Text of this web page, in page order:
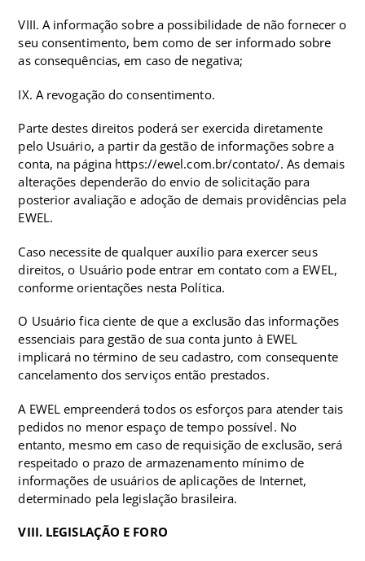
VIII. A informação sobre a possibilidade de não fornecer o
seu consentimento, bem como de ser informado sobre
as consequências, em caso de negativa;
IX. A revogação do consentimento.
Parte destes direitos poderá ser exercida diretamente
pelo Usuário, a partir da gestão de informações sobre a
conta, na página https://ewel.com.br/contato/. As demais
alterações dependerão do envio de solicitação para
posterior avaliação e adoção de demais providências pela
EWEL.
Caso necessite de qualquer auxílio para exercer seus
direitos, o Usuário pode entrar em contato com a EWEL,
conforme orientações nesta Política.
O Usuário fica ciente de que a exclusão das informações
essenciais para gestão de sua conta junto à EWEL
implicará no término de seu cadastro, com consequente
cancelamento dos serviços então prestados.
A EWEL empreenderá todos os esforços para atender tais
pedidos no menor espaço de tempo possível. No
entanto, mesmo em caso de requisição de exclusão, será
respeitado o prazo de armazenamento mínimo de
informações de usuários de aplicações de Internet,
determinado pela legislação brasileira.
VIII. LEGISLAÇÃO E FORO